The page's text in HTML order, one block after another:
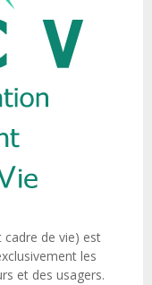
cadre de vie) est
les
et des usagers.